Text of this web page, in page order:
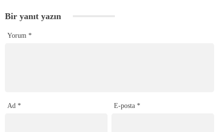
Bir yanıt yazın
Yorum *
Ad * E-posta *